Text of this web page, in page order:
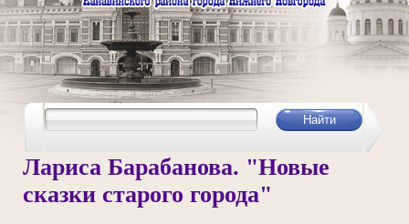
Лариса Барабанова. "Новые
сказки старого города"